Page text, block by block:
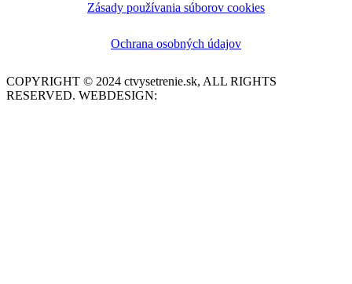
Zásady používania súborov cookies
Ochrana osobných údajov
COPYRIGHT © 2024 ctvysetrenie.sk, ALL RIGHTS
RESERVED. WEBDESIGN: